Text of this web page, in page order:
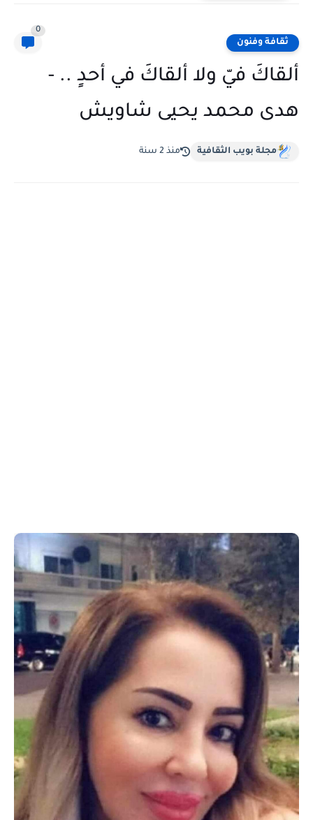
ثقافة وفنون
0
ألقاكَ فيّ ولا ألقاكَ في أحدٍ .. -
هدى محمد يحيى شاويش
مجلة بويب الثقافية منذ 2 سنة